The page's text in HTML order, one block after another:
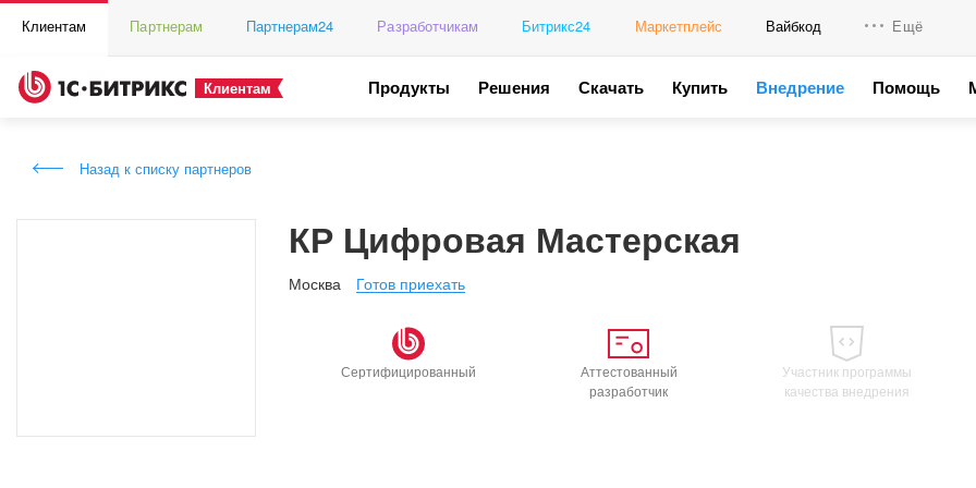
Клиентам Партнерам Партнерам24 Разработчикам Битрикс24 Маркетплейс Вайбкод Ещё
Клиентам Продукты Решения Скачать Купить Внедрение Помощь
Назад к списку партнеров
КР Цифровая Мастерская
Москва Готов приехать
Сертифицированный
Аттестованный
разработчик
Участник программы
качества внедрения